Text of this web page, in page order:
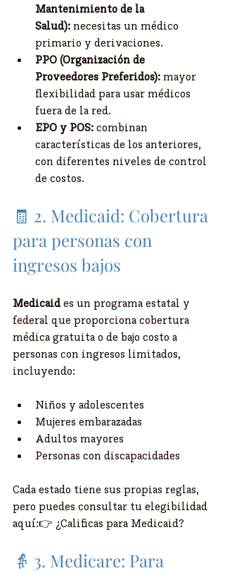
Mantenimiento de la
Salud): necesitas un médico
primario y derivaciones.
PPO (Organización de
Proveedores Preferidos): mayor
flexibilidad para usar médicos
fuera de la red.
EPO y POS: combinan
características de los anteriores,
con diferentes niveles de control
de costos.
🧾 2. Medicaid: Cobertura
para personas con
ingresos bajos
Medicaid es un programa estatal y
federal que proporciona cobertura
médica gratuita o de bajo costo a
personas con ingresos limitados,
incluyendo:
Niños y adolescentes
Mujeres embarazadas
Adultos mayores
Personas con discapacidades
Cada estado tiene sus propias reglas,
pero puedes consultar tu elegibilidad
aquí:👉 ¿Calificas para Medicaid?
👵 3. Medicare: Para